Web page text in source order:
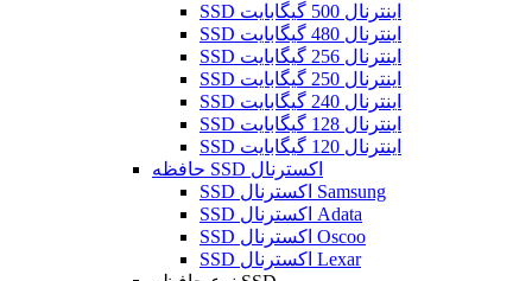
SSD اینترنال 500 گیگابایت
SSD اینترنال 480 گیگابایت
SSD اینترنال 256 گیگابایت
SSD اینترنال 250 گیگابایت
SSD اینترنال 240 گیگابایت
SSD اینترنال 128 گیگابایت
SSD اینترنال 120 گیگابایت
حافظه SSD اکسترنال
SSD اکسترنال Samsung
SSD اکسترنال Adata
SSD اکسترنال Oscoo
SSD اکسترنال Lexar